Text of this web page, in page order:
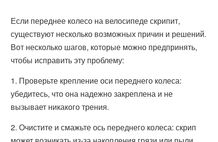
Если переднее колесо на велосипеде скрипит,
существуют несколько возможных причин и решений.
Вот несколько шагов, которые можно предпринять,
чтобы исправить эту проблему:
1. Проверьте крепление оси переднего колеса:
убедитесь, что она надежно закреплена и не
вызывает никакого трения.
2. Очистите и смажьте ось переднего колеса: скрип